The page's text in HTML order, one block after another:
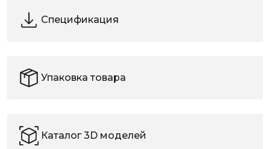
Спецификация
Упаковка товара
Каталог 3D моделей